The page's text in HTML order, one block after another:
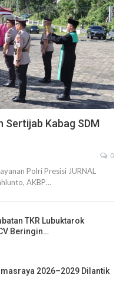
Sertijab Kabag SDM
0
Polri Presisi JURNAL
AKBP…
TKR Lubuktarok
Beringin…
2026–2029 Dilantik